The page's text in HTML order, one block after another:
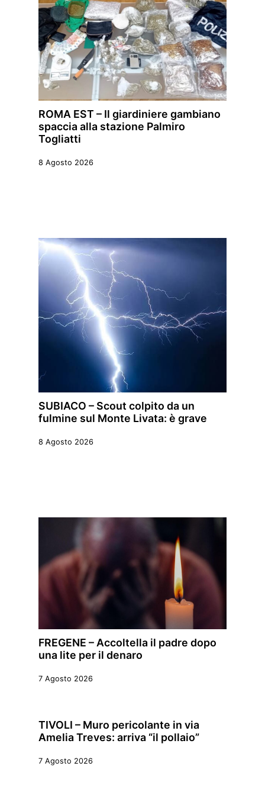
ROMA EST – Il giardiniere gambiano
spaccia alla stazione Palmiro
Togliatti
8 Agosto 2026
SUBIACO – Scout colpito da un
fulmine sul Monte Livata: è grave
8 Agosto 2026
FREGENE – Accoltella il padre dopo
una lite per il denaro
7 Agosto 2026
TIVOLI – Muro pericolante in via
Amelia Treves: arriva “il pollaio”
7 Agosto 2026